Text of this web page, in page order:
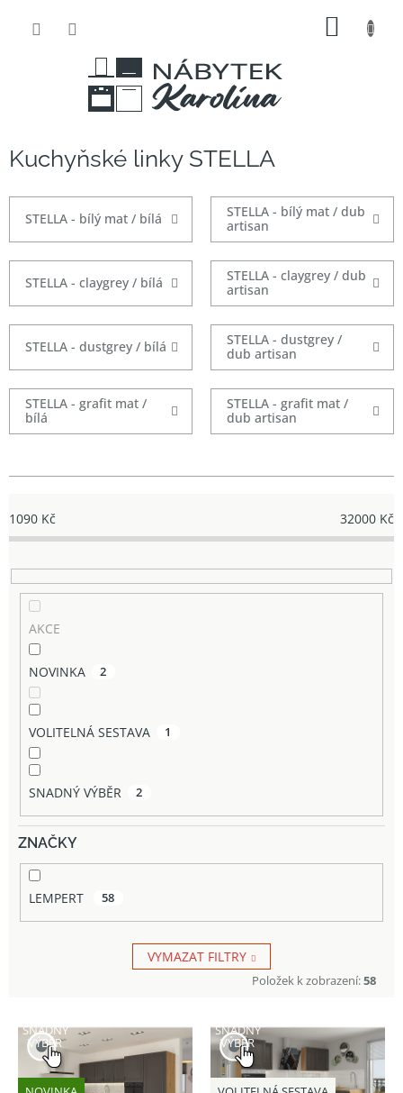
Kuchyňské linky STELLA
STELLA - bílý mat / bílá
STELLA - bílý mat / dub
artisan
STELLA - claygrey / bílá
STELLA - claygrey / dub
artisan
STELLA - dustgrey / bílá
STELLA - dustgrey /
dub artisan
STELLA - grafit mat /
bílá
STELLA - grafit mat /
dub artisan
1090 Kč 32000 Kč
AKCE
NOVINKA 2
VOLITELNÁ SESTAVA 1
SNADNÝ VÝBĚR 2
ZNAČKY
LEMPERT 58
VYMAZAT FILTRY
Položek k zobrazení:58
VSNADNÝ
VÝBĚR
SNADNÝ
VÝBĚR